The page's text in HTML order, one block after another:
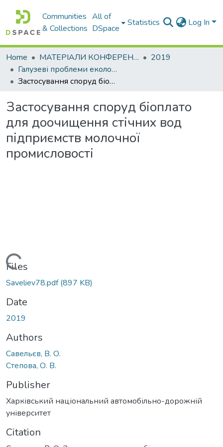
Communities
& Collections
All of
DSpace
Statistics Log In
Home МАТЕРІАЛИ КОНФЕРЕНЦІЙ
2019
Галузеві прoблеми екoлoгічнoї безпеки
Застосування споруд біоплато для доочищення стічних вод підприємств молочної промисловості
Застосування споруд біоплато
для доочищення стічних вод
підприємств молочної
промисловості
Loading...
Files
Saveliev78.pdf(897 KB)
Date
2019
Authors
Савельєв, В. О.
Степова, О. В.
Publisher
Харківський національний автомобільно-дорожній
університет
Citation